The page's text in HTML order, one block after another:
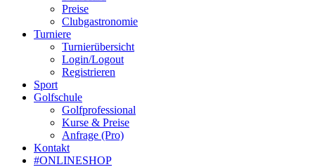
Preise
Clubgastronomie
Turniere
Turnierübersicht
Login/Logout
Registrieren
Sport
Golfschule
Golfprofessional
Kurse & Preise
Anfrage (Pro)
Kontakt
#ONLINESHOP